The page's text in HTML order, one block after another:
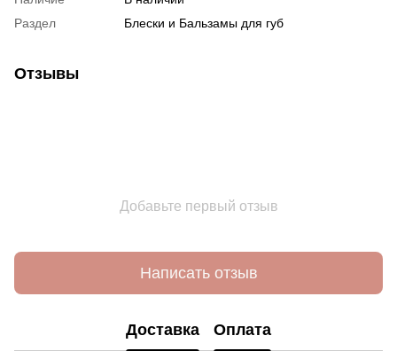
Раздел
Блески и Бальзамы для губ
Отзывы
Добавьте первый отзыв
Написать отзыв
Доставка Оплата